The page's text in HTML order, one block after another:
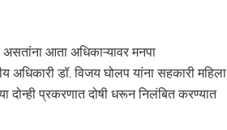
आता अधिकाऱ्यावर मनपा
डॉ. विजय घोलप यांना सहकारी महिला
दोन्ही प्रकरणात दोषी धरून निलंबित करण्यात